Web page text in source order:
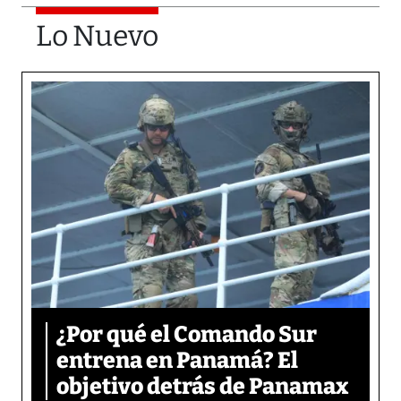
Lo Nuevo
¿Por qué el Comando Sur
entrena en Panamá? El
objetivo detrás de Panamax